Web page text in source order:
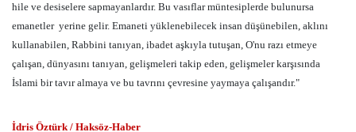
hile ve desiselere sapmayanlardır. Bu vasıflar müntesiplerde bulunursa
emanetler yerine gelir. Emaneti yüklenebilecek insan düşünebilen, aklını
kullanabilen, Rabbini tanıyan, ibadet aşkıyla tutuşan, O'nu razı etmeye
çalışan, dünyasını tanıyan, gelişmeleri takip eden, gelişmeler karşısında
İslami bir tavır almaya ve bu tavrını çevresine yaymaya çalışandır."
İdris Öztürk / Haksöz-Haber